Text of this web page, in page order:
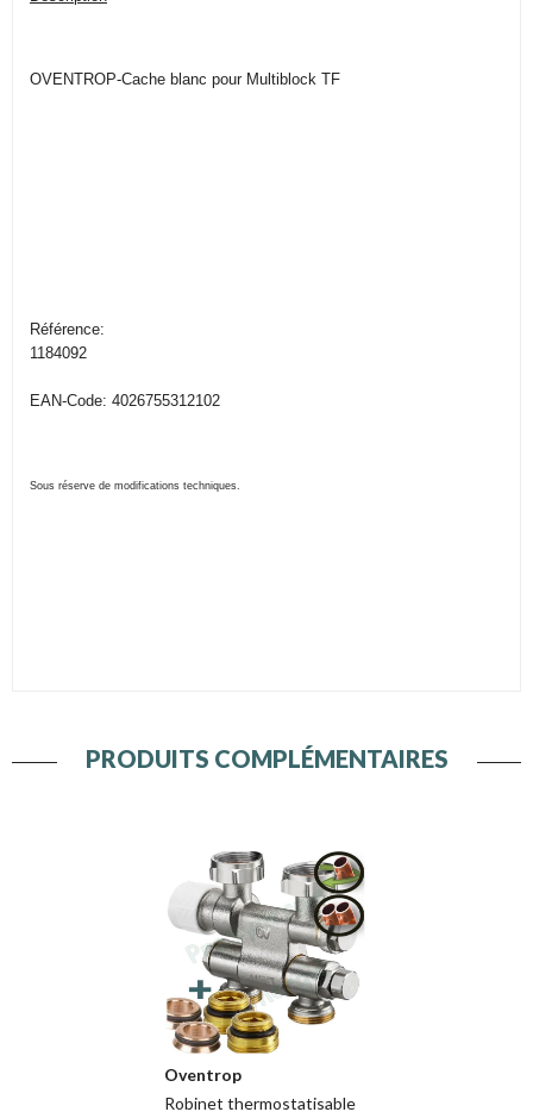
OVENTROP-Cache blanc pour Multiblock TF
Référence:
1184092
EAN-Code: 4026755312102
Sous réserve de modifications techniques.
PRODUITS COMPLÉMENTAIRES
Oventrop
Robinet thermostatisable